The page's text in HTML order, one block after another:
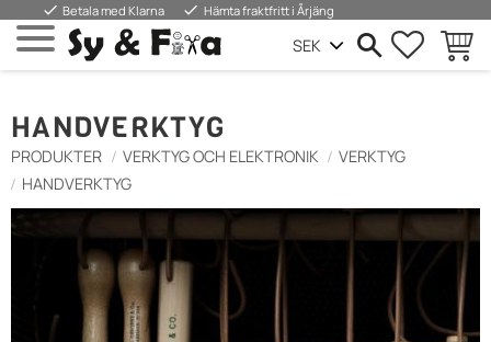
Menu
done Betala med Klarna done Hämta fraktfritt i Årjäng
HANDVERKTYG
PRODUKTER VERKTYG OCH ELEKTRONIK
VERKTYG
HANDVERKTYG